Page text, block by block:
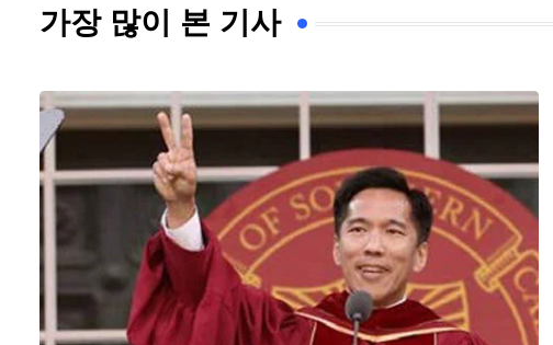
가장 많이 본 기사